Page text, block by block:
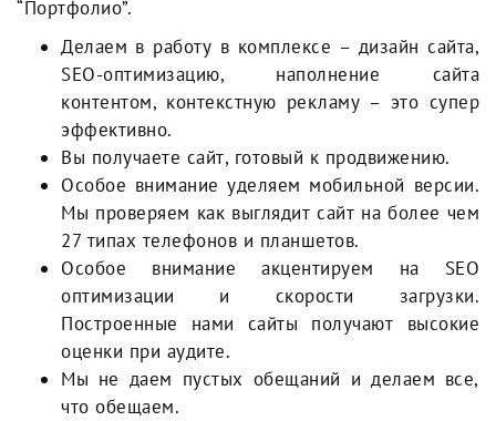
все пожелания и изменения идут сразу в
работу.Расценки очень адекватные!!!Очень
надеюсь работать с ними максимально долго!
ВСЕМ ЗАИНТЕРЕСОВАНЫМ
ЛИЦАМРЕКОМЕНДУЮ ОДНОЗНАЧНО!!!
“Портфолио”.
Делаем в работу в комплексе – дизайн сайта,
SEO-оптимизацию, наполнение сайта
контентом, контекстную рекламу – это супер
эффективно.
Вы получаете сайт, готовый к продвижению.
Особое внимание уделяем мобильной версии.
Мы проверяем как выглядит сайт на более чем
27 типах телефонов и планшетов.
Особое внимание акцентируем на SEO
оптимизации и скорости загрузки.
Построенные нами сайты получают высокие
оценки при аудите.
Мы не даем пустых обещаний и делаем все,
что обещаем.